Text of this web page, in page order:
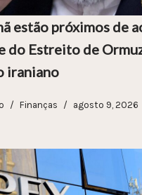
estão próximos de
do Estreito de
iraniano
Finanças agosto 9, 2026